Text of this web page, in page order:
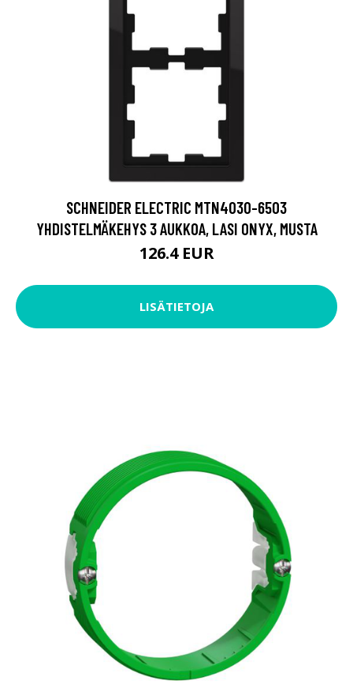
SCHNEIDER ELECTRIC MTN4030-6503
YHDISTELMÄKEHYS 3 AUKKOA, LASI ONYX, MUSTA
126.4 EUR
LISÄTIETOJA